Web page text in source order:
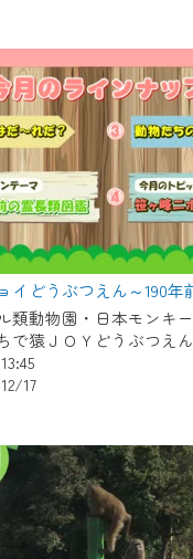
で猿ＪＯＹどうぶつえん
17